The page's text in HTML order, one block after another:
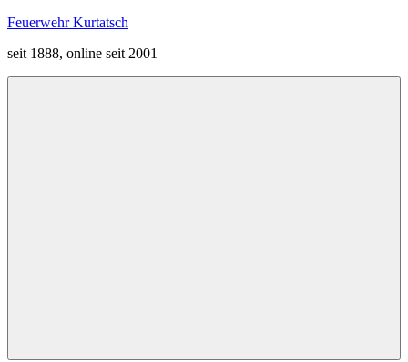
Zum
springen
Feuerwehr Kurtatsch
seit 1888, online seit 2001